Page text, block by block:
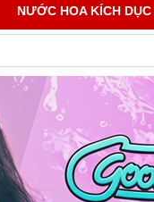
NƯỚC HOA KÍCH DỤC